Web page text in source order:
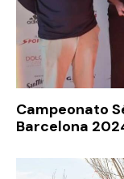
Campeonato
Barcelona